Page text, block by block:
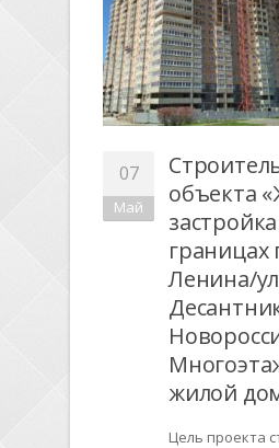
07
Май
объекта
границах
Ленина/
жилой
Цель проекта